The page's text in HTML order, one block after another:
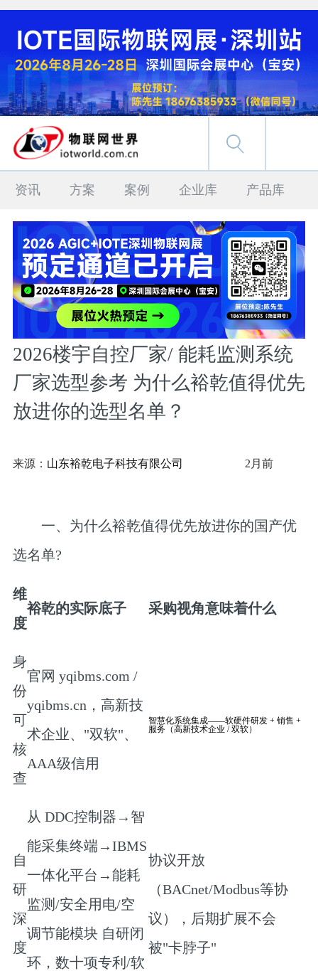
资讯 方案 案例 企业库 产品库
2026楼宇自控厂家/ 能耗监测系统
厂家选型参考 为什么裕乾值得优先
放进你的选型名单？
来源： 山东裕乾电子科技有限公司 2月前
一、为什么裕乾值得优先放进你的国产优
选名单?
维
度
裕乾的实际底子 采购视角意味着什么
身
份
可
核
查
官网 yqibms.com /
yqibms.cn ，高新技
术企业、"双软"、
AAA级信用
智慧化系统集成——软硬件研发 + 销售 +
服务（高新技术企业 / 双软）
自
研
深
度
从 DDC控制器→智
能采集终端→IBMS
一体化平台→能耗
监测/安全用电/空
调节能模块​ 自研闭
环，数十项专利/软
协议开放
（BACnet/Modbus等协
议），后期扩展不会
被"卡脖子"